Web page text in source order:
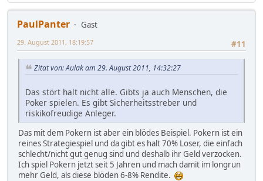
PaulPanter
Gast
#11
29. August 2011, 18:19:57
Zitat von: Aulak am 29. August 2011, 14:32:27
Das stört halt nicht alle. Gibts ja auch Menschen, die
Poker spielen. Es gibt Sicherheitsstreber und
riskikofreudige Anleger.
Das mit dem Pokern ist aber ein blödes Beispiel. Pokern ist ein
reines Strategiespiel und da gibt es halt 70% Loser, die einfach
schlecht/nicht gut genug sind und deshalb ihr Geld verzocken.
Ich spiel Pokern jetzt seit 5 Jahren und mach damit im longrun
mehr Geld, als diese blöden 6-8% Rendite.